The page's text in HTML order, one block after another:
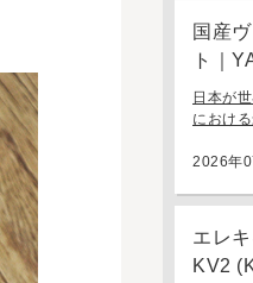
国産
ト｜
｜千
て買取
日本が
におけ
と豪華
2026年
エレ
KV2